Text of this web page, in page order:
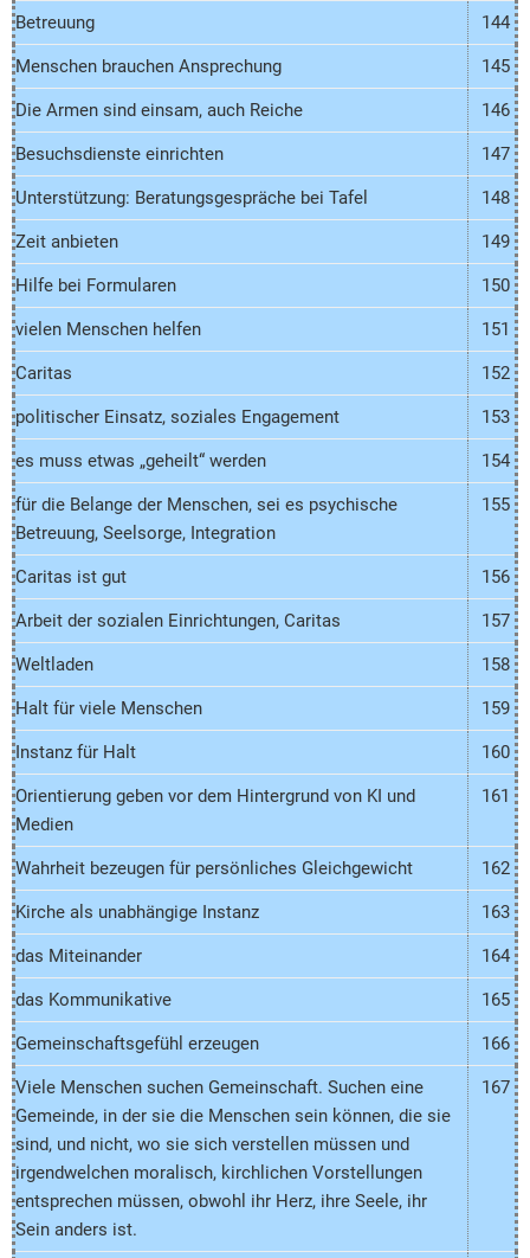
Betreuung 144
Menschen brauchen Ansprechung 145
Die Armen sind einsam, auch Reiche 146
Besuchsdienste einrichten 147
Unterstützung: Beratungsgespräche bei Tafel 148
Zeit anbieten 149
Hilfe bei Formularen 150
vielen Menschen helfen 151
Caritas 152
politischer Einsatz, soziales Engagement 153
es muss etwas „geheilt“ werden 154
für die Belange der Menschen, sei es psychische
Betreuung, Seelsorge, Integration
155
Caritas ist gut 156
Arbeit der sozialen Einrichtungen, Caritas 157
Weltladen 158
Halt für viele Menschen 159
Instanz für Halt 160
Orientierung geben vor dem Hintergrund von KI und
Medien
161
Wahrheit bezeugen für persönliches Gleichgewicht 162
Kirche als unabhängige Instanz 163
das Miteinander 164
das Kommunikative 165
Gemeinschaftsgefühl erzeugen 166
Viele Menschen suchen Gemeinschaft. Suchen eine
Gemeinde, in der sie die Menschen sein können, die sie
sind, und nicht, wo sie sich verstellen müssen und
irgendwelchen moralisch, kirchlichen Vorstellungen
entsprechen müssen, obwohl ihr Herz, ihre Seele, ihr
Sein anders ist.
167